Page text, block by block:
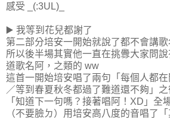
感受 _(:3UL)_
▶️ 我等到花兒都謝了
第二部分培安一開始就說了都不會講
所以後半場其實他一直在挑釁大家問
道歌名阿，之類的 ww
這首一開始培安唱了兩句「每個人都
／等到春夏秋冬都過了難道還不夠」
「知道下一句嗎？接著唱阿！XD」全
（不要臉ㄉ）用培安高八度的音唱了